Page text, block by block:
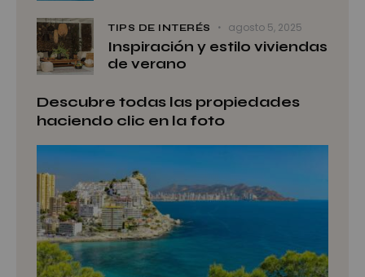
TIPS DE INTERÉS agosto 5, 2025
Inspiración y estilo viviendas
de verano
Descubre todas las propiedades
haciendo clic en la foto